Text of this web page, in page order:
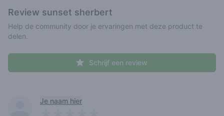
Review sunset sherbert
Help de community door je ervaringen met deze product te
delen.
Schrijf een review
Recent reviews
Je naam hier